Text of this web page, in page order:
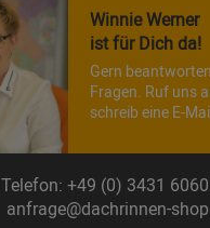
Winnie Werner
ist für Dich da!
Gern
Fragen. Ruf uns
schreib eine E-
Telefon: +49 (0) 3431
anfrage@dachrinnen-